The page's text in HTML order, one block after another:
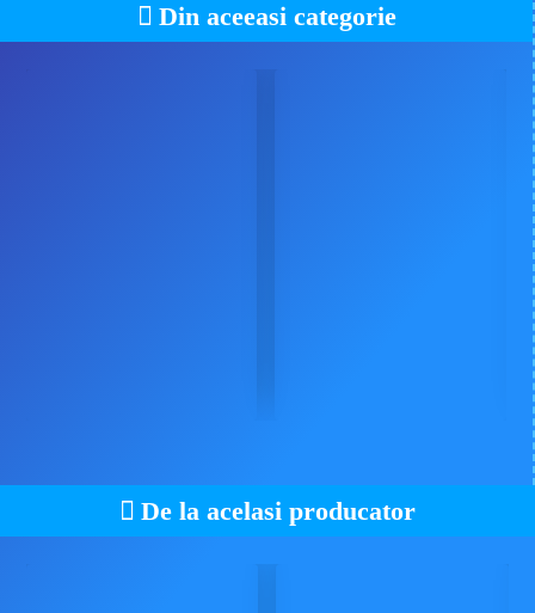
Din aceeasi categorie
De la acelasi producator